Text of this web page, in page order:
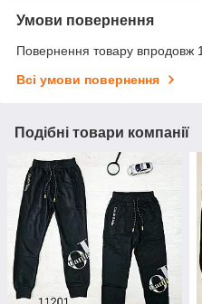
Умови повернення
Повернення товару впродовж
Всі умови повернення
Подібні товари компанії